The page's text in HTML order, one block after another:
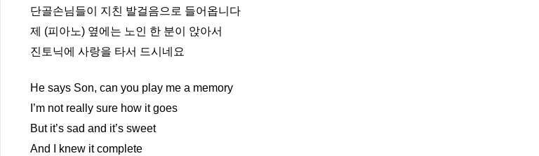
단골손님들이 지친 발걸음으로 들어옵니다
제 (피아노) 옆에는 노인 한 분이 앉아서
진토닉에 사랑을 타서 드시네요
He says Son, can you play me a memory
I’m not really sure how it goes
But it’s sad and it’s sweet
And I knew it complete